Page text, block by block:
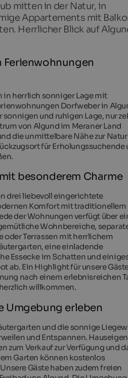
mitten in der Natur, in
Appartements mit
Herrlicher Blick auf
Ferienwohnungen
in herrlich sonniger Lage mit
Dorfweber in
sonnigen und ruhigen Lage, nur
von Algund im Meraner Land
die unmittelbare Nähe zur Natur
für Erholungssuchende
besonderem Charme
drei liebevoll eingerichtete
Komfort mit traditionellem
der Wohnungen verfügt über
Wohnbereiche,
oder Terrassen mit herrlichem
eine einladende
Essecke im Schatten und
ab. Ein Highlight für unsere
nach einem erlebnisreichen
willkommen.
Umgebung erleben
und die sonnige
und Entspannen.
zum Verkauf zur Verfügung und
Garten können kostenlos
Gäste haben zudem freien